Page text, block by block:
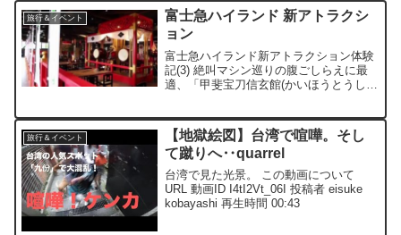
でいただければ幸いです。 この動画につ
いて URL 動画...
旅行＆イベント
富士急ハイランド 新アトラクシ
ョン
富士急ハイランド新アトラクション体験
記(3) 絶叫マシン巡りの腹ごしらえに最
適、「甲斐宝刀信玄館(かいほうとうしん
マシン巡りの腹ごしらえに最適なのが、
10日にオープ...
旅行＆イベント
【地獄絵図】台湾で喧嘩。そし
て蹴りへ‥quarrel
台湾で見た光景。 この動画について
URL 動画ID I4tI2Vt_06I 投稿者 eisuke
kobayashi 再生時間 00:43